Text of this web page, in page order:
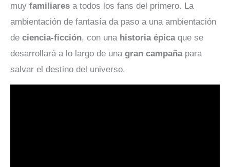
muy familiares a todos los fans del primero. La
ambientación de fantasía da paso a una ambientación
de ciencia-ficción, con una historia épicaque se
desarrollará a lo largo de una gran campañapara
salvar el destino del universo.